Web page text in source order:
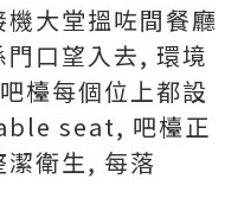
大堂搵咗間餐廳
口望入去, 環境
檯每個位上都設
seat, 吧檯正
潔衛生, 每落